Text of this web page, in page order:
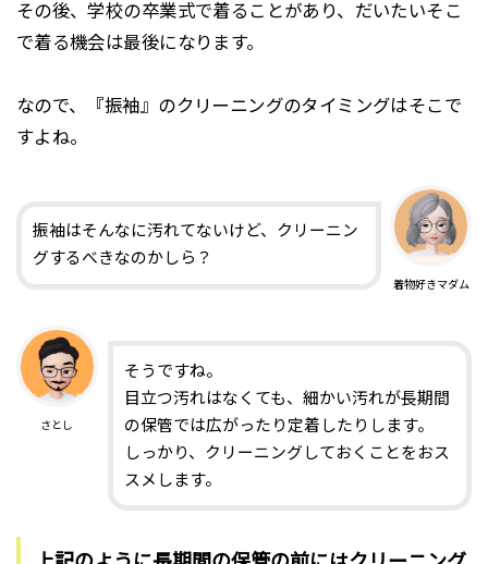
その後、学校の卒業式で着ることがあり、だいたいそこ
で着る機会は最後になります。
なので、『振袖』のクリーニングのタイミングはそこで
すよね。
着物好きマダム
振袖はそんなに汚れてないけど、クリーニン
グするべきなのかしら？
さとし
そうですね。
目立つ汚れはなくても、細かい汚れが長期間
の保管では広がったり定着したりします。
しっかり、クリーニングしておくことをおス
スメします。